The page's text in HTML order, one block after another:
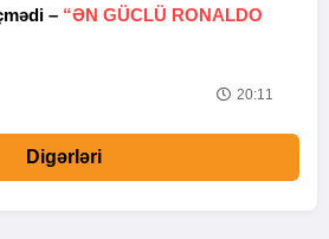
– “ƏN GÜCLÜ RONALDO
20:11
Digərləri